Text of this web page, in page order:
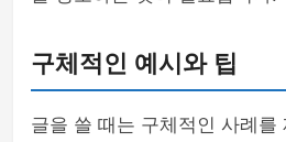
구체적인 예시와 팁
글을 쓸 때는 구체적인 사례를